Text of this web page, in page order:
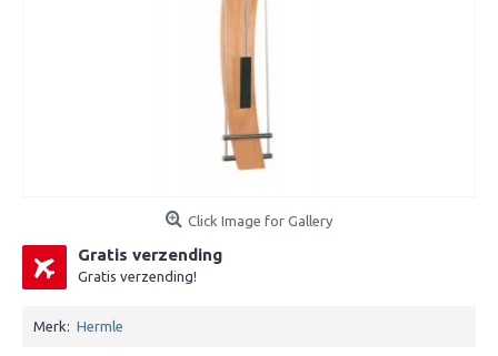
Click Image for Gallery
Gratis verzending
Gratis verzending!
Merk: Hermle